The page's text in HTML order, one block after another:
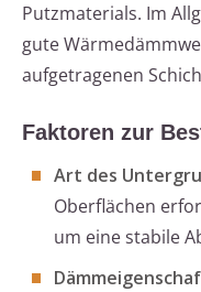
Putzmaterials. Im
gute
aufgetragenen
Faktoren zur
Art des
Oberflächen
um eine stabile